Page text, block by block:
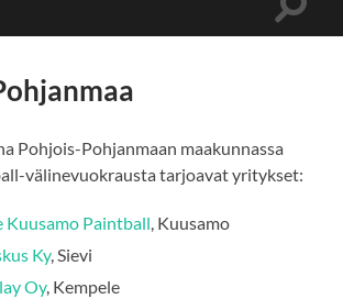
Toggle
Pohjois-Pohjanmaan maakunnassa
välinevuokrausta tarjoavat yritykset:
Kuusamo Paintball , Kuusamo
Ky, Sievi
Oy, Kempele